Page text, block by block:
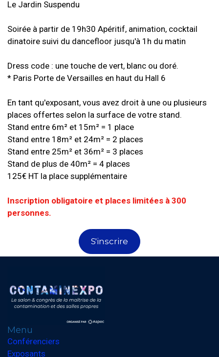
Le Jardin Suspendu
Soirée à partir de 19h30 Apéritif, animation, cocktail
dinatoire suivi du dancefloor jusqu'à 1h du matin
Dress code : une touche de vert, blanc ou doré.
* Paris Porte de Versailles en haut du Hall 6
En tant qu'exposant, vous avez droit à une ou plusieurs
places offertes selon la surface de votre stand.
Stand entre 6m² et 15m² = 1 place
Stand entre 18m² et 24m² = 2 places
Stand entre 25m² et 36m² = 3 places
Stand de plus de 40m² = 4 places
125€ HT la place supplémentaire
Inscription obligatoire et places limitées à 300
personnes.
S'inscrire
Menu
Conférenciers
Exposants